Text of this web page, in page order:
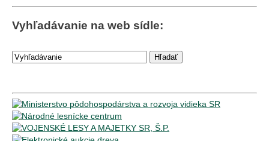
Vyhľadávanie na web sídle: